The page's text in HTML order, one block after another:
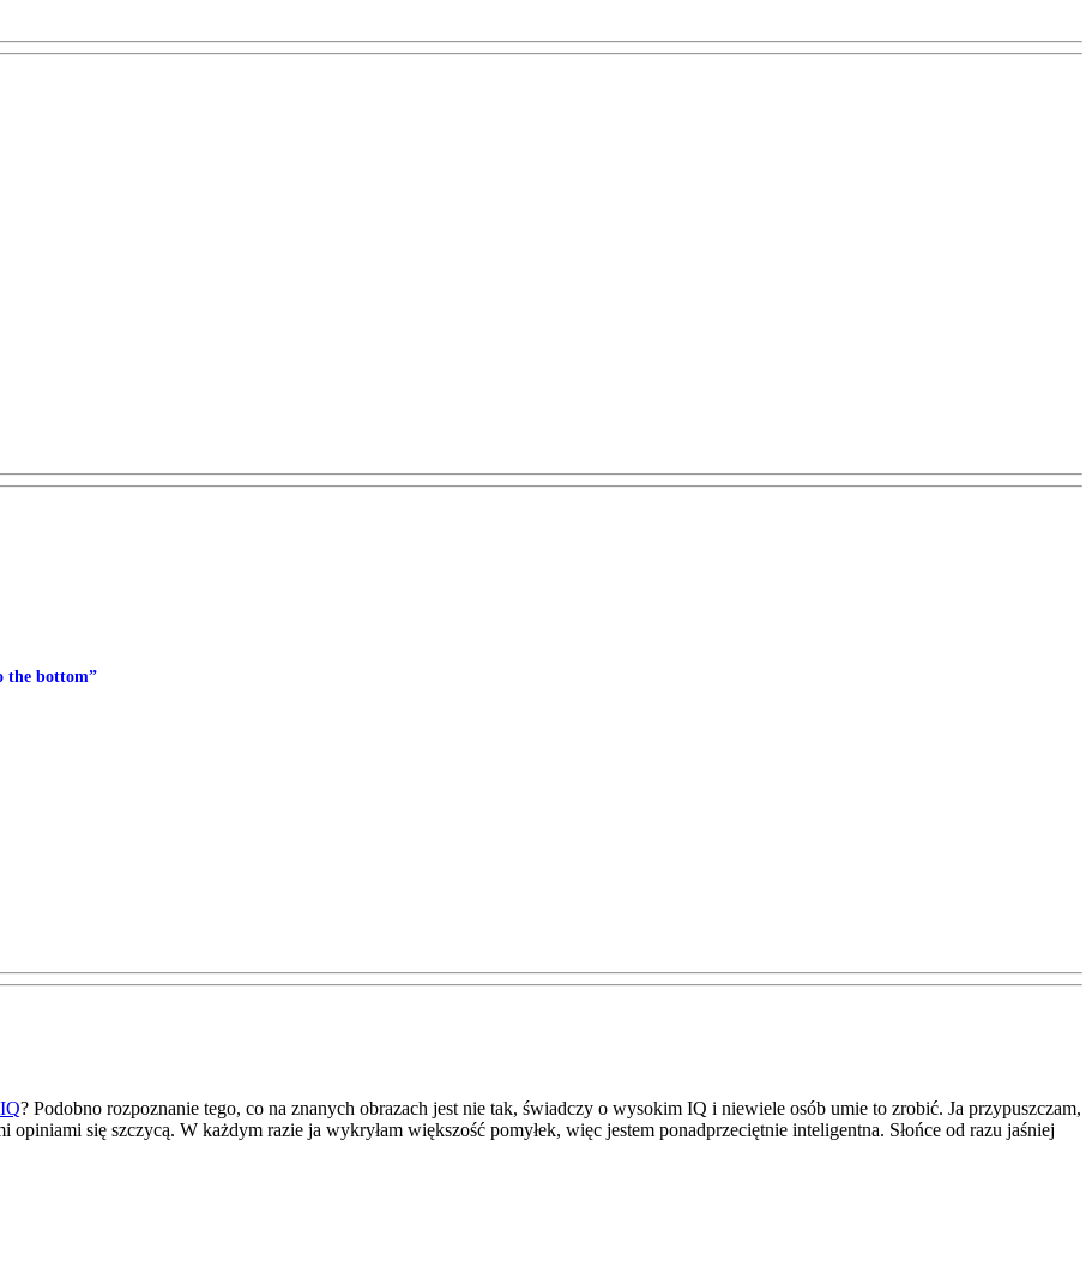
the bottom”
? Podobno rozpoznanie tego, co na znanych obrazach jest nie tak, świadczy o wysokim IQ i niewiele osób umie to zrobić. Ja przypuszczam,
się szczycą. W każdym razie ja wykryłam większość pomyłek, więc jestem ponadprzeciętnie inteligentna. Słońce od razu jaśniej